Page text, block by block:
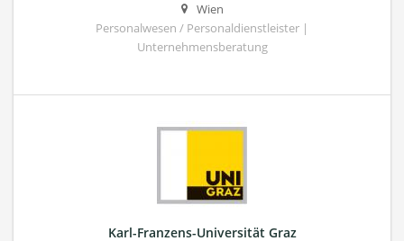
Wien
Personalwesen / Personaldienstleister |
Unternehmensberatung
Karl-Franzens-Universität Graz